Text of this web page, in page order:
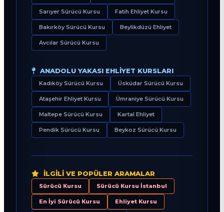
Sarıyer Sürücü Kursu Fatih Ehliyet Kursu
Bakırköy Sürücü Kursu Beylikdüzü Ehliyet
Avcılar Sürücü Kursu
ANADOLU YAKASI EHLIYET KURSLARI
Kadıköy Sürücü Kursu Üsküdar Sürücü Kursu
Ataşehir Ehliyet Kursu Ümraniye Sürücü Kursu
Maltepe Sürücü Kursu Kartal Ehliyet
Pendik Sürücü Kursu Beykoz Sürücü Kursu
İLGILI VE POPÜLER ARAMALAR
Sürücü Kursu Sürücü Kursu İstanbul
En İyi Sürücü Kursu Ehliyet Kursu